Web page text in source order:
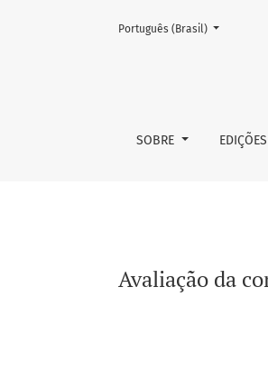
Avaliação da
SOBRE EDIÇÕES
Mudar o idioma. O atual é:
Português (Brasil)
Avaliação da